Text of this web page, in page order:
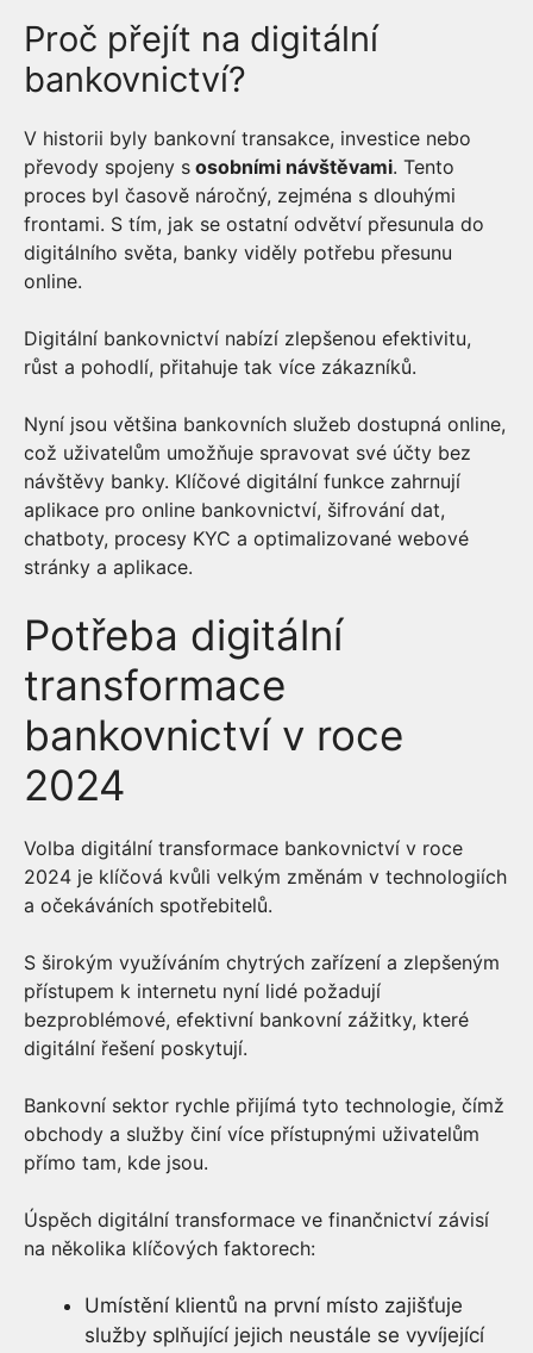
Proč přejít na digitální
bankovnictví?
V historii byly bankovní transakce, investice nebo
převody spojeny s osobními návštěvami. Tento
proces byl časově náročný, zejména s dlouhými
frontami. S tím, jak se ostatní odvětví přesunula do
digitálního světa, banky viděly potřebu přesunu
online.
Digitální bankovnictví nabízí zlepšenou efektivitu,
růst a pohodlí, přitahuje tak více zákazníků.
Nyní jsou většina bankovních služeb dostupná online,
což uživatelům umožňuje spravovat své účty bez
návštěvy banky. Klíčové digitální funkce zahrnují
aplikace pro online bankovnictví, šifrování dat,
chatboty, procesy KYC a optimalizované webové
stránky a aplikace.
Potřeba digitální
transformace
bankovnictví v roce
2024
Volba digitální transformace bankovnictví v roce
2024 je klíčová kvůli velkým změnám v technologiích
a očekáváních spotřebitelů.
S širokým využíváním chytrých zařízení a zlepšeným
přístupem k internetu nyní lidé požadují
bezproblémové, efektivní bankovní zážitky, které
digitální řešení poskytují.
Bankovní sektor rychle přijímá tyto technologie, čímž
obchody a služby činí více přístupnými uživatelům
přímo tam, kde jsou.
Úspěch digitální transformace ve finančnictví závisí
na několika klíčových faktorech:
Umístění klientů na první místo zajišťuje
služby splňující jejich neustále se vyvíjející